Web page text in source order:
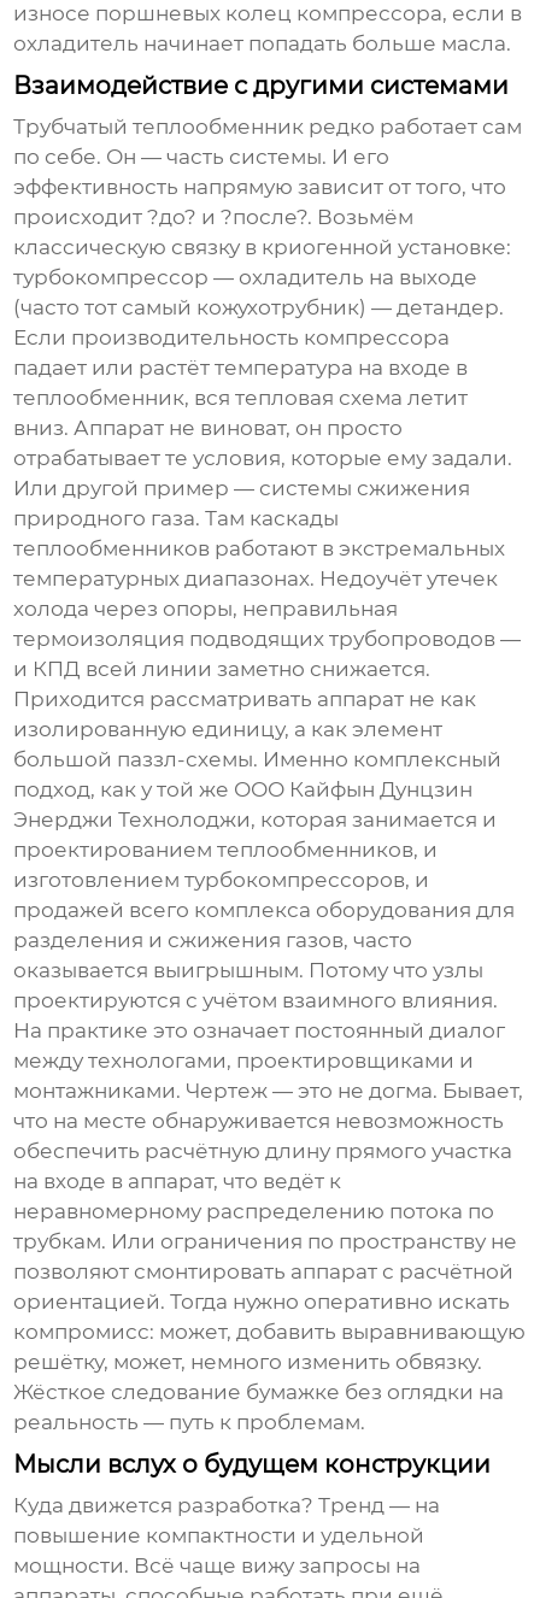
износе поршневых колец компрессора, если в
охладитель начинает попадать больше масла.
Взаимодействие с другими системами
Трубчатый теплообменник редко работает сам
по себе. Он — часть системы. И его
эффективность напрямую зависит от того, что
происходит ?до? и ?после?. Возьмём
классическую связку в криогенной установке:
турбокомпрессор — охладитель на выходе
(часто тот самый кожухотрубник) — детандер.
Если производительность компрессора
падает или растёт температура на входе в
теплообменник, вся тепловая схема летит
вниз. Аппарат не виноват, он просто
отрабатывает те условия, которые ему задали.
Или другой пример — системы сжижения
природного газа. Там каскады
теплообменников работают в экстремальных
температурных диапазонах. Недоучёт утечек
холода через опоры, неправильная
термоизоляция подводящих трубопроводов —
и КПД всей линии заметно снижается.
Приходится рассматривать аппарат не как
изолированную единицу, а как элемент
большой паззл-схемы. Именно комплексный
подход, как у той же ООО Кайфын Дунцзин
Энерджи Технолоджи, которая занимается и
проектированием теплообменников, и
изготовлением турбокомпрессоров, и
продажей всего комплекса оборудования для
разделения и сжижения газов, часто
оказывается выигрышным. Потому что узлы
проектируются с учётом взаимного влияния.
На практике это означает постоянный диалог
между технологами, проектировщиками и
монтажниками. Чертеж — это не догма. Бывает,
что на месте обнаруживается невозможность
обеспечить расчётную длину прямого участка
на входе в аппарат, что ведёт к
неравномерному распределению потока по
трубкам. Или ограничения по пространству не
позволяют смонтировать аппарат с расчётной
ориентацией. Тогда нужно оперативно искать
компромисс: может, добавить выравнивающую
решётку, может, немного изменить обвязку.
Жёсткое следование бумажке без оглядки на
реальность — путь к проблемам.
Мысли вслух о будущем конструкции
Куда движется разработка? Тренд — на
повышение компактности и удельной
мощности. Всё чаще вижу запросы на